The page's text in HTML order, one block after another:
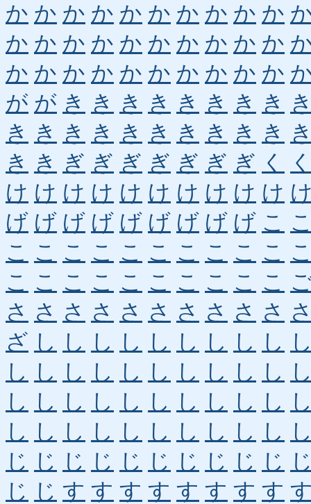
か か か か か か か か か か
か か か か か か か か か か
か か か か か か か か か か
が が き き き き き き き き
き き き き き き き き き き
き き ぎ ぎ ぎ ぎ ぎ ぎ ぎ く
け け け け け け け け け け
げ げ げ げ げ げ げ げ げ こ
こ こ こ こ こ こ こ こ こ こ
こ こ こ こ こ こ こ こ こ こ
さ さ さ さ さ さ さ さ さ さ
ざ し し し し し し し し し
し し し し し し し し し し
し し し し し し し し し し
し し し し し し し し し し
じ じ じ じ じ じ じ じ じ じ
じ じ す す す す す す す す